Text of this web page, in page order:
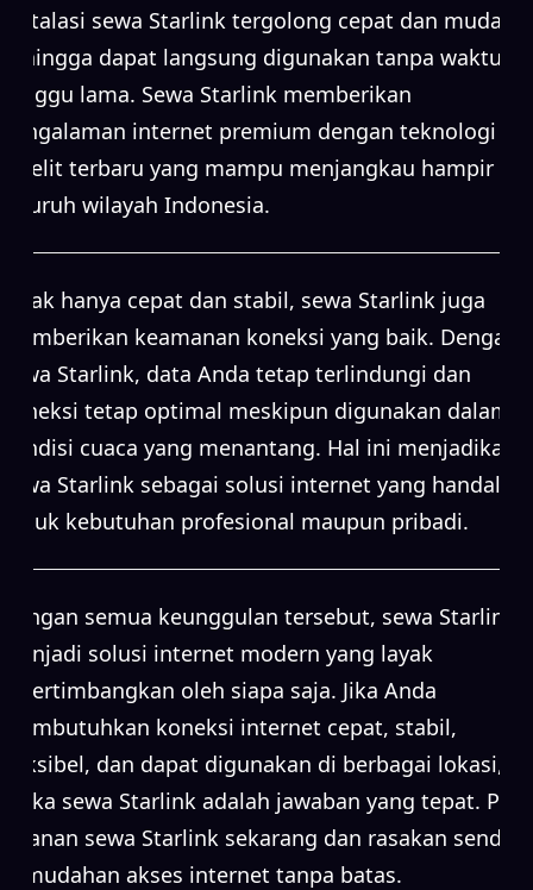
Instalasi sewa Starlink tergolong cepat dan mudah,
sehingga dapat langsung digunakan tanpa waktu
tunggu lama. Sewa Starlink memberikan
pengalaman internet premium dengan teknologi
satelit terbaru yang mampu menjangkau hampir
seluruh wilayah Indonesia.
Tidak hanya cepat dan stabil, sewa Starlink juga
memberikan keamanan koneksi yang baik. Dengan
sewa Starlink, data Anda tetap terlindungi dan
koneksi tetap optimal meskipun digunakan dalam
kondisi cuaca yang menantang. Hal ini menjadikan
sewa Starlink sebagai solusi internet yang handal
untuk kebutuhan profesional maupun pribadi.
Dengan semua keunggulan tersebut, sewa Starlink
menjadi solusi internet modern yang layak
dipertimbangkan oleh siapa saja. Jika Anda
membutuhkan koneksi internet cepat, stabil,
fleksibel, dan dapat digunakan di berbagai lokasi,
maka sewa Starlink adalah jawaban yang tepat. Pilih
layanan sewa Starlink sekarang dan rasakan sendiri
kemudahan akses internet tanpa batas.